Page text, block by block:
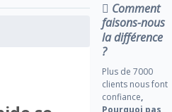
Comment
faisons-nous
la différence
?
Plus de 7000
clients nous font
confiance,
Pourquoi pas